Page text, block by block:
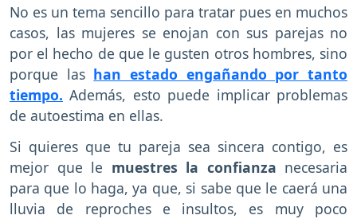
No es un tema sencillo para tratar pues en muchos
casos, las mujeres se enojan con sus parejas no
por el hecho de que le gusten otros hombres, sino
porque las han estado engañando por tanto
tiempo. Además, esto puede implicar problemas
de autoestima en ellas.
Si quieres que tu pareja sea sincera contigo, es
mejor que le muestres la confianza necesaria
para que lo haga, ya que, si sabe que le caerá una
lluvia de reproches e insultos, es muy poco